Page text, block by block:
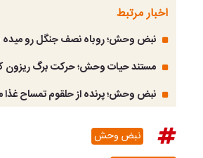
اخبار مرتبط
نبض وحش؛ روباه نصف جنگل رو میده
مستند حیات وحش؛ حرکت برگ ریزون
نبض وحش؛ پرنده از حلقوم تمساح
نبض وحش